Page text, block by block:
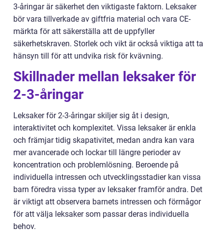
3-åringar är säkerhet den viktigaste faktorn. Leksaker
bör vara tillverkade av giftfria material och vara CE-
märkta för att säkerställa att de uppfyller
säkerhetskraven. Storlek och vikt är också viktiga att ta
hänsyn till för att undvika risk för kvävning.
Skillnader mellan leksaker för
2-3-åringar
Leksaker för 2-3-åringar skiljer sig åt i design,
interaktivitet och komplexitet. Vissa leksaker är enkla
och främjar tidig skapativitet, medan andra kan vara
mer avancerade och lockar till längre perioder av
koncentration och problemlösning. Beroende på
individuella intressen och utvecklingsstadier kan vissa
barn föredra vissa typer av leksaker framför andra. Det
är viktigt att observera barnets intressen och förmågor
för att välja leksaker som passar deras individuella
behov.